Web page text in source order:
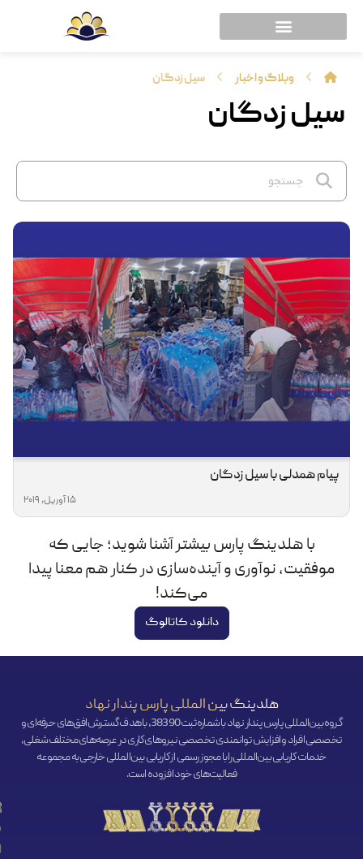
وبلاگ و اخبار سیل زدگان
سیل زدگان
پیام همدلی با سیل زدگان
15 آوریل, 2019
با هلدینگ پارس بیشتر آشنا شوید؛ جایی که
موفقیت، نوآوری و آینده‌سازی در کنار هم معنا پیدا
می‌کند!
دانلود کاتالوگ
هلدینگ بین المللی پارس پندار نهاد
گروه بین‌المللی پارس پندار نهاد با شماره ثبت 38390، با هدف گسترش افق‌‌های حرفه‌ای و
تخصصی افراد و افزایش توانمندی تخصصی نیروهای کاری در عرصه‌های مختلف شغلی،
خدمات کاریابی بین‌المللی را با مجوز رسمی از کاریابی بین‌المللی خارجی به مجموعه
فعالیت‌های خود افزوده است.